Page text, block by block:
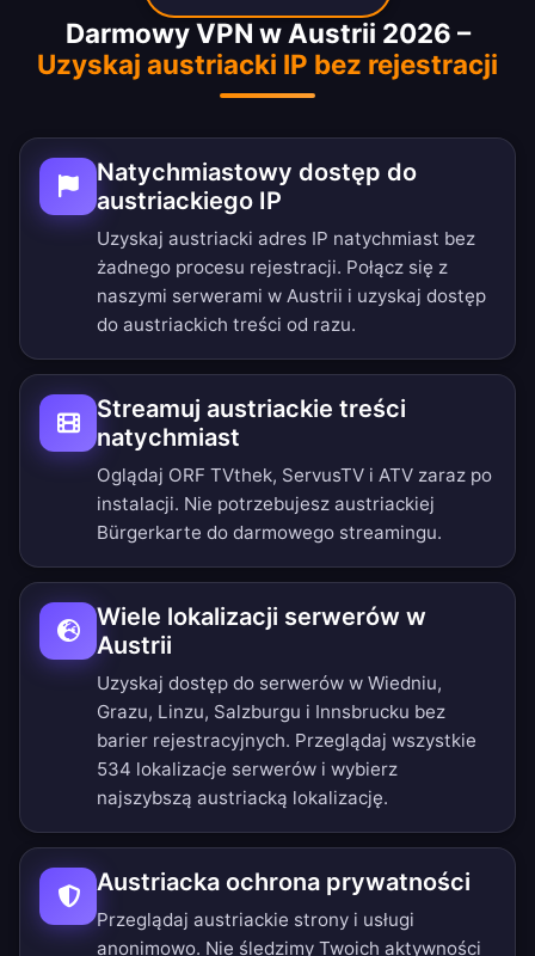
Darmowy VPN w Austrii 2026 –
Uzyskaj austriacki IP bez rejestracji
Natychmiastowy dostęp do
austriackiego IP
Uzyskaj austriacki adres IP natychmiast bez
żadnego procesu rejestracji. Połącz się z
naszymi serwerami w Austrii i uzyskaj dostęp
do austriackich treści od razu.
Streamuj austriackie treści
natychmiast
Oglądaj ORF TVthek, ServusTV i ATV zaraz po
instalacji. Nie potrzebujesz austriackiej
Bürgerkarte do darmowego streamingu.
Wiele lokalizacji serwerów w
Austrii
Uzyskaj dostęp do serwerów w Wiedniu,
Grazu, Linzu, Salzburgu i Innsbrucku bez
barier rejestracyjnych. Przeglądaj wszystkie
534 lokalizacje serwerów i wybierz
najszybszą austriacką lokalizację.
Austriacka ochrona prywatności
Przeglądaj austriackie strony i usługi
anonimowo. Nie śledzimy Twoich aktywności